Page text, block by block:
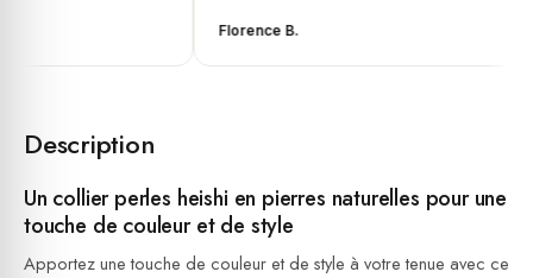
Florence B.
Description
Un collier perles heishi en pierres naturelles pour une
touche de couleur et de style
Apportez une touche de couleur et de style à votre tenue avec ce